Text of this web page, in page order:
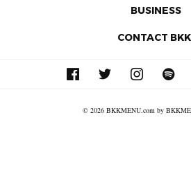
BUSINESS
CONTACT
© 2026 BKKMENU.com by